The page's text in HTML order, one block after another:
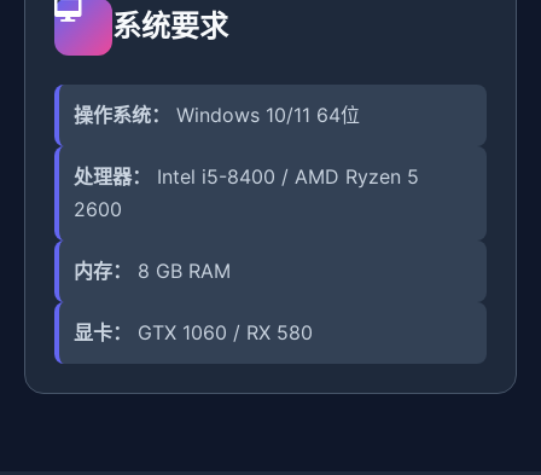
系统要求
操作系统： Windows 10/11 64位
处理器：
Intel i5-8400 / AMD Ryzen 5
2600
内存： 8 GB RAM
显卡： GTX 1060 / RX 580